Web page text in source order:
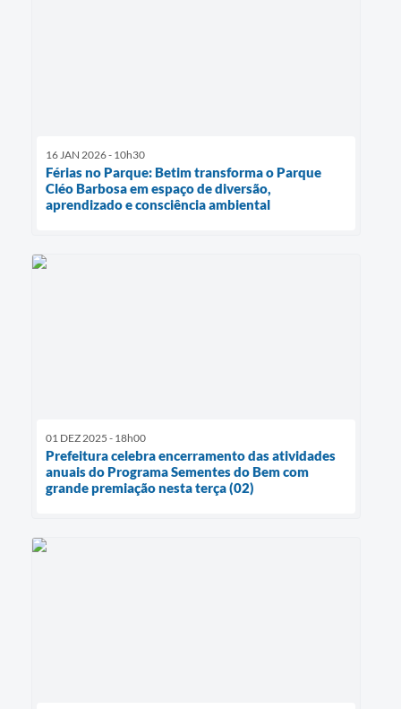
16 JAN 2026 - 10h30
Férias no Parque: Betim transforma o Parque
Cléo Barbosa em espaço de diversão,
aprendizado e consciência ambiental
01 DEZ 2025 - 18h00
Prefeitura celebra encerramento das atividades
anuais do Programa Sementes do Bem com
grande premiação nesta terça (02)